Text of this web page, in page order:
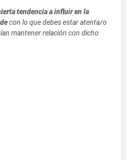
tendencia a influir en la
con lo que debes estar atenta/o
mantener relación con dicho